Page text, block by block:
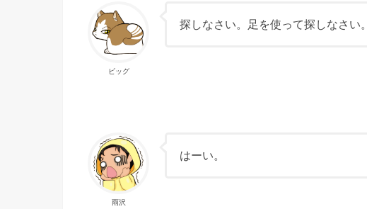
ビッグ
探しなさい。足を使って探しなさい。
雨沢
はーい。